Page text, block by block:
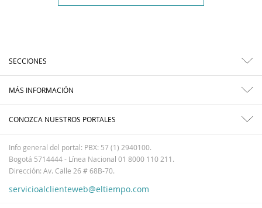
SECCIONES
MÁS INFORMACIÓN
CONOZCA NUESTROS PORTALES
Info general del portal: PBX: 57 (1) 2940100.
Bogotá 5714444 - Línea Nacional 01 8000 110 211.
Dirección: Av. Calle 26 # 68B-70.
servicioalclienteweb@eltiempo.com